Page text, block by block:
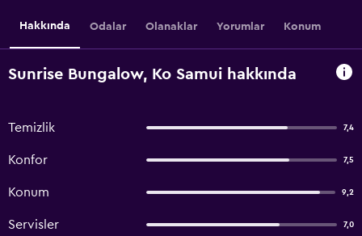
Hakkında Odalar Olanaklar Yorumlar Konum
Sunrise Bungalow, Ko Samui hakkında
Temizlik 7,4
Konfor 7,5
Konum 9,2
Servisler 7,0